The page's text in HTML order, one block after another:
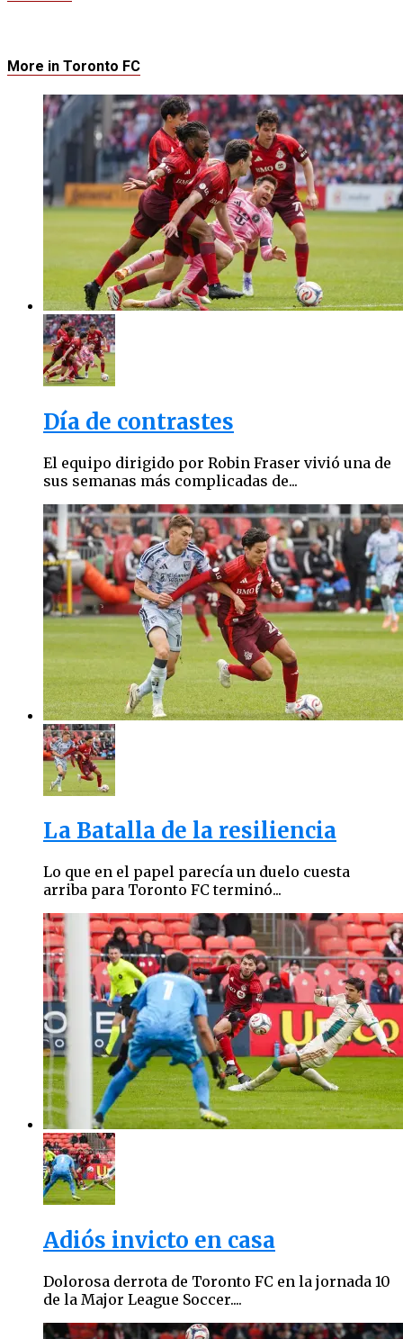
More in Toronto FC
Día de contrastes
El equipo dirigido por Robin Fraser vivió una de
sus semanas más complicadas de...
La Batalla de la resiliencia
Lo que en el papel parecía un duelo cuesta
arriba para Toronto FC terminó...
Adiós invicto en casa
Dolorosa derrota de Toronto FC en la jornada 10
de la Major League Soccer....